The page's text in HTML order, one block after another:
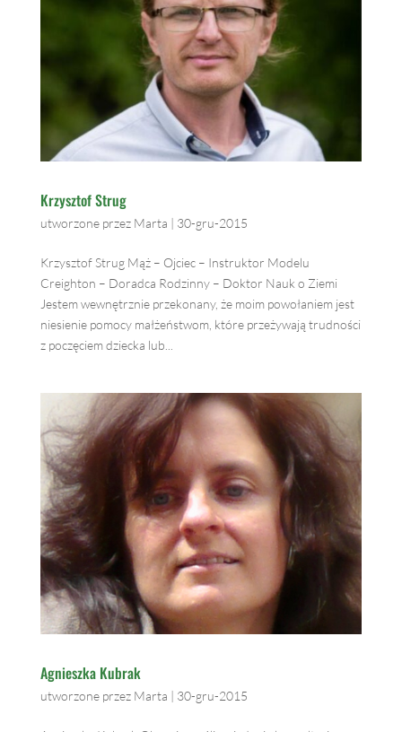
Krzysztof Strug
utworzone przez Marta | 30-gru-2015
Krzysztof Strug Mąż – Ojciec – Instruktor Modelu
Creighton – Doradca Rodzinny – Doktor Nauk o Ziemi
Jestem wewnętrznie przekonany, że moim powołaniem jest
niesienie pomocy małżeństwom, które przeżywają trudności
z poczęciem dziecka lub...
Agnieszka Kubrak
utworzone przez Marta | 30-gru-2015